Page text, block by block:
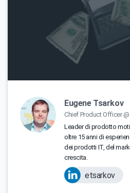
Eugene Tsarkov
Chief Product Officer
Leader di prodotto
oltre 15 anni di
dei prodotti IT, del
crescita.
etsarkov